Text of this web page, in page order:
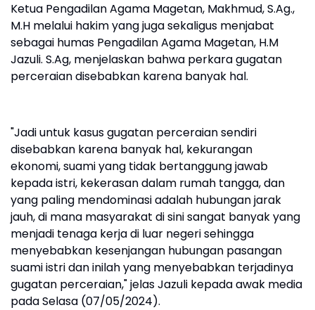
Ketua Pengadilan Agama Magetan, Makhmud, S.Ag.,
M.H melalui hakim yang juga sekaligus menjabat
sebagai humas Pengadilan Agama Magetan, H.M
Jazuli. S.Ag, menjelaskan bahwa perkara gugatan
perceraian disebabkan karena banyak hal.
"Jadi untuk kasus gugatan perceraian sendiri
disebabkan karena banyak hal, kekurangan
ekonomi, suami yang tidak bertanggung jawab
kepada istri, kekerasan dalam rumah tangga, dan
yang paling mendominasi adalah hubungan jarak
jauh, di mana masyarakat di sini sangat banyak yang
menjadi tenaga kerja di luar negeri sehingga
menyebabkan kesenjangan hubungan pasangan
suami istri dan inilah yang menyebabkan terjadinya
gugatan perceraian," jelas Jazuli kepada awak media
pada Selasa (07/05/2024).